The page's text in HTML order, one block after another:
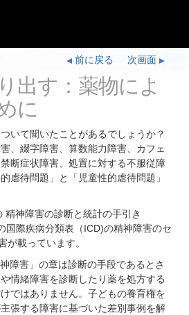
次画面
前に戻る
出す：薬物によ
に
いて聞いたことがあるでしょうか？
、綴字障害、算数能力障害、カフェ
断症状障害、処置に対する不服従障
虐待問題」と「児童性的虐待問題」
精神障害の診断と統計の手引き
国際疾病分類表（ICD)の精神障害のセ
が載っています。
障害」の章は診断の手段であるとさ
情緒障害を診断したり薬を処方する
ではありません。子どもの養育権を
張する障害に基づいた差別事例を解